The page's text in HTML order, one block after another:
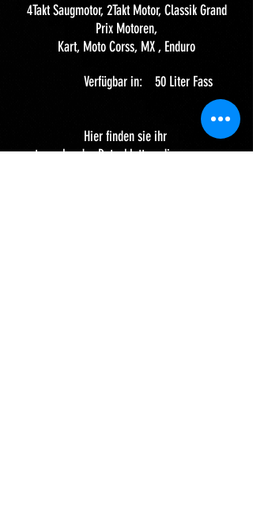
4Takt Saugmotor, 2Takt Motor, Classik Grand
Prix Motoren,
Kart, Moto Corss, MX , Enduro
Verfügbar in: 50 Liter Fass
Hier finden sie ihr
entsprechendes Datenblatt zu diesem